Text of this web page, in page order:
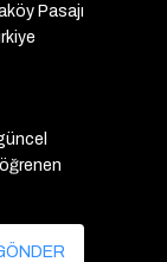
Pasajı